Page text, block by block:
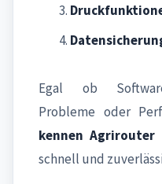
Egal ob
Probleme oder
kennen Agrirouter
schnell und